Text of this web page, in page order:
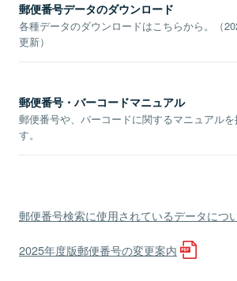
郵便番号データのダウンロード
各種データのダウンロードはこちらから。（
更新）
郵便番号・バーコードマニュアル
郵便番号や、バーコードに関するマニュアルを
す。
郵便番号検索に使用されているデータにつ
2025年度版郵便番号の変更案内